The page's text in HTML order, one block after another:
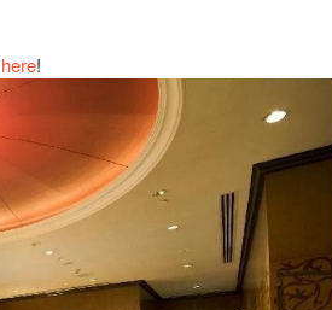
here!